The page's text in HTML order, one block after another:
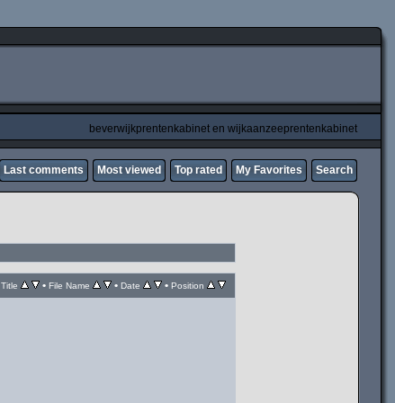
beverwijkprentenkabinet en wijkaanzeeprentenkabinet
Last comments Most viewed Top rated My Favorites Search
Title • File Name • Date • Position